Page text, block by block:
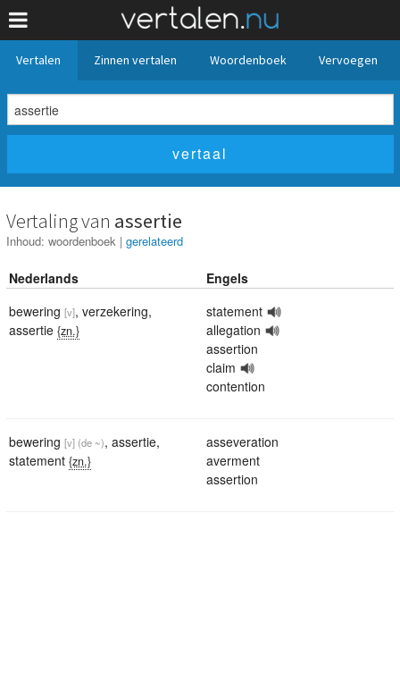
Vertalen Zinnen vertalen Woordenboek Vervoegen
Vertaling van assertie
Inhoud: woordenboek | gerelateerd
Nederlands
Engels
bewering [v], verzekering,
assertie {zn.}
statement
allegation
assertion
claim
contention
bewering [v] (de ~), assertie,
statement {zn.}
asseveration
averment
assertion